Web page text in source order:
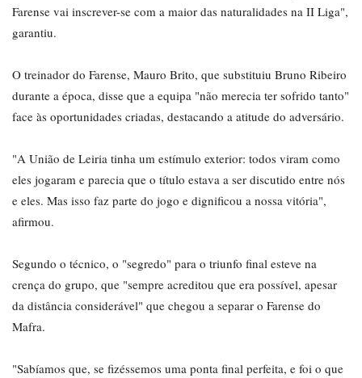
Farense vai inscrever-se com a maior das naturalidades na II Liga",
garantiu.
O treinador do Farense, Mauro Brito, que substituiu Bruno Ribeiro
durante a época, disse que a equipa "não merecia ter sofrido tanto"
face às oportunidades criadas, destacando a atitude do adversário.
"A União de Leiria tinha um estímulo exterior: todos viram como
eles jogaram e parecia que o título estava a ser discutido entre nós
e eles. Mas isso faz parte do jogo e dignificou a nossa vitória",
afirmou.
Segundo o técnico, o "segredo" para o triunfo final esteve na
crença do grupo, que "sempre acreditou que era possível, apesar
da distância considerável" que chegou a separar o Farense do
Mafra.
"Sabíamos que, se fizéssemos uma ponta final perfeita, e foi o que